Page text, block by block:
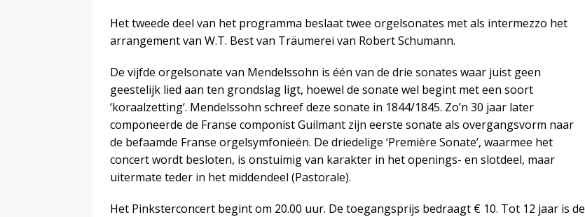
Het tweede deel van het programma beslaat twee orgelsonates met als intermezzo het
arrangement van W.T. Best van Träumerei van Robert Schumann.
De vijfde orgelsonate van Mendelssohn is één van de drie sonates waar juist geen
geestelijk lied aan ten grondslag ligt, hoewel de sonate wel begint met een soort
‘koraalzetting‘. Mendelssohn schreef deze sonate in 1844/1845. Zo’n 30 jaar later
componeerde de Franse componist Guilmant zijn eerste sonate als overgangsvorm naar
de befaamde Franse orgelsymfonieën. De driedelige ‘Première Sonate’, waarmee het
concert wordt besloten, is onstuimig van karakter in het openings- en slotdeel, maar
uitermate teder in het middendeel (Pastorale).
Het Pinksterconcert begint om 20.00 uur. De toegangsprijs bedraagt € 10. Tot 12 jaar is de